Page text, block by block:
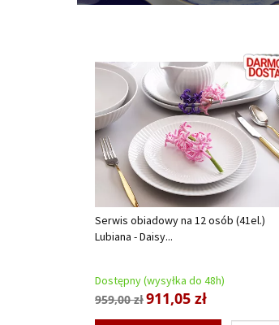
Serwis obiadowy na 12 osób (41el.)
Lubiana - Daisy...
Dostępny (wysyłka do 48h)
959,00 zł911,05 zł